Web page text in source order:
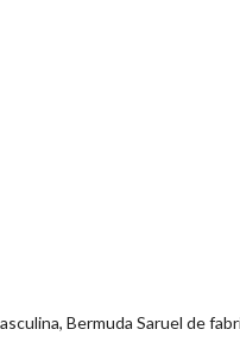
Bermuda Saruel de